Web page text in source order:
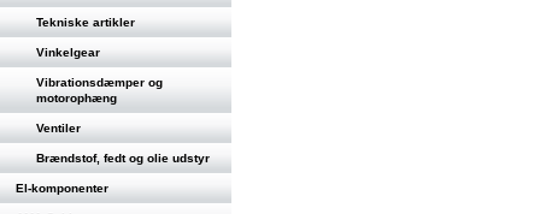
Tekniske artikler
Vinkelgear
Vibrationsdæmper og
motorophæng
Ventiler
Brændstof, fedt og olie udstyr
El-komponenter